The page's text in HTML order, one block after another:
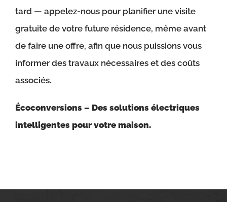
tard — appelez-nous pour planifier une visite
gratuite de votre future résidence, même avant
de faire une offre, afin que nous puissions vous
informer des travaux nécessaires et des coûts
associés.
Écoconversions – Des solutions électriques
intelligentes pour votre maison.